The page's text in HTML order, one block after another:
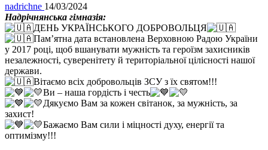
nadrichne 14/03/2024
Надрічнянська гімназія:
ДЕНЬ УКРАЇНСЬКОГО ДОБРОВОЛЬЦЯ
Пам’ятна дата встановлена Верховною Радою України
у 2017 році, щоб вшанувати мужність та героїзм захисників
незалежності, суверенітету й територіальної цілісності нашої
держави.
Вітаємо всіх добровольців ЗСУ з їх святом!!!
Ви – наша гордість і честь
Дякуємо Вам за кожен світанок, за мужність, за
захист!
Бажаємо Вам сили і міцності духу, енергії та
оптимізму!!!